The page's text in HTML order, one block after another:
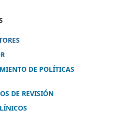
DE POLÍTICAS
DE REVISIÓN